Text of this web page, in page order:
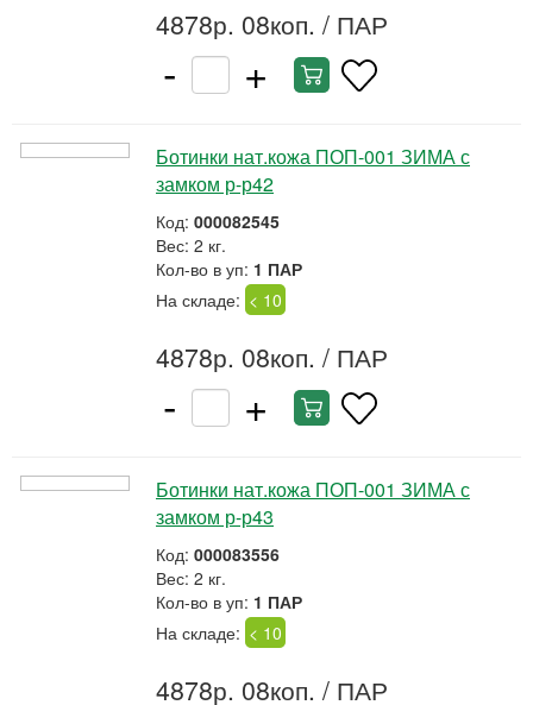
4878р. 08коп. / ПАР
- +
Ботинки нат.кожа ПОП-001 ЗИМА с
замком р-р42
Код: 000082545
Вес: 2 кг.
Кол-во в уп: 1 ПАР
На складе: < 10
4878р. 08коп. / ПАР
- +
Ботинки нат.кожа ПОП-001 ЗИМА с
замком р-р43
Код: 000083556
Вес: 2 кг.
Кол-во в уп: 1 ПАР
На складе: < 10
4878р. 08коп. / ПАР